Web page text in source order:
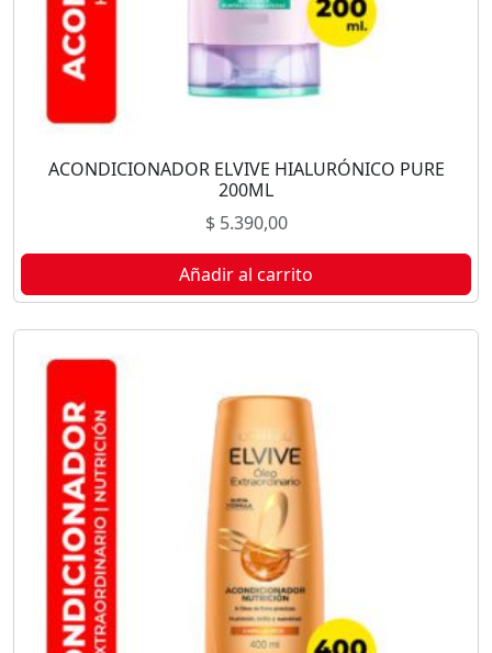
ACONDICIONADOR ELVIVE HIALURÓNICO PURE
200ML
$5.390,00
Añadir al carrito